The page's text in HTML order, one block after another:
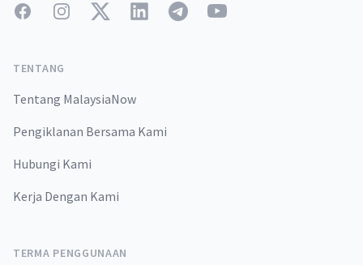
FacebookInstagramTwitterLinkedInTelegramYouTube
TENTANG
Tentang MalaysiaNow
Pengiklanan Bersama Kami
Hubungi Kami
Kerja Dengan Kami
TERMA PENGGUNAAN